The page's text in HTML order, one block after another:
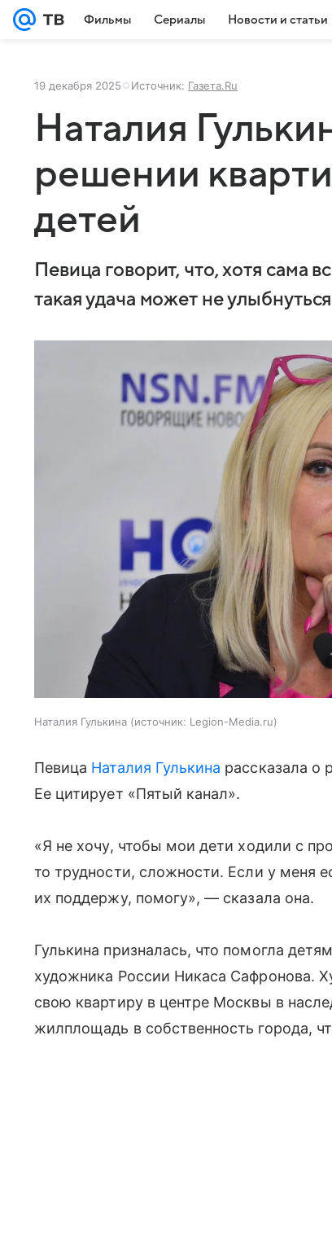
Фильмы Сериалы Новости и статьи
19 декабря 2025 Источник: Газета.Ru
Наталия
решении
детей
Певица говорит, что, хотя сама
такая удача может не улыбнуться
Наталия Гулькина источник: Legion-Media.ru
Певица Наталия Гулькина рассказала о
Ее цитирует «Пятый канал».
«Я не хочу, чтобы мои дети ходили с
то трудности, сложности. Если у меня
их поддержу, помогу», — сказала она.
Гулькина призналась, что помогла
художника России Никаса Сафронова.
свою квартиру в центре Москвы в
жилплощадь в собственность города,